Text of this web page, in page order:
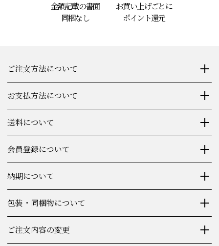
金額記載の書面
同梱なし
お買い上げごとに
ポイント還元
ご注文方法について
お支払方法について
送料について
会員登録について
納期について
包装・同梱物について
ご注文内容の変更